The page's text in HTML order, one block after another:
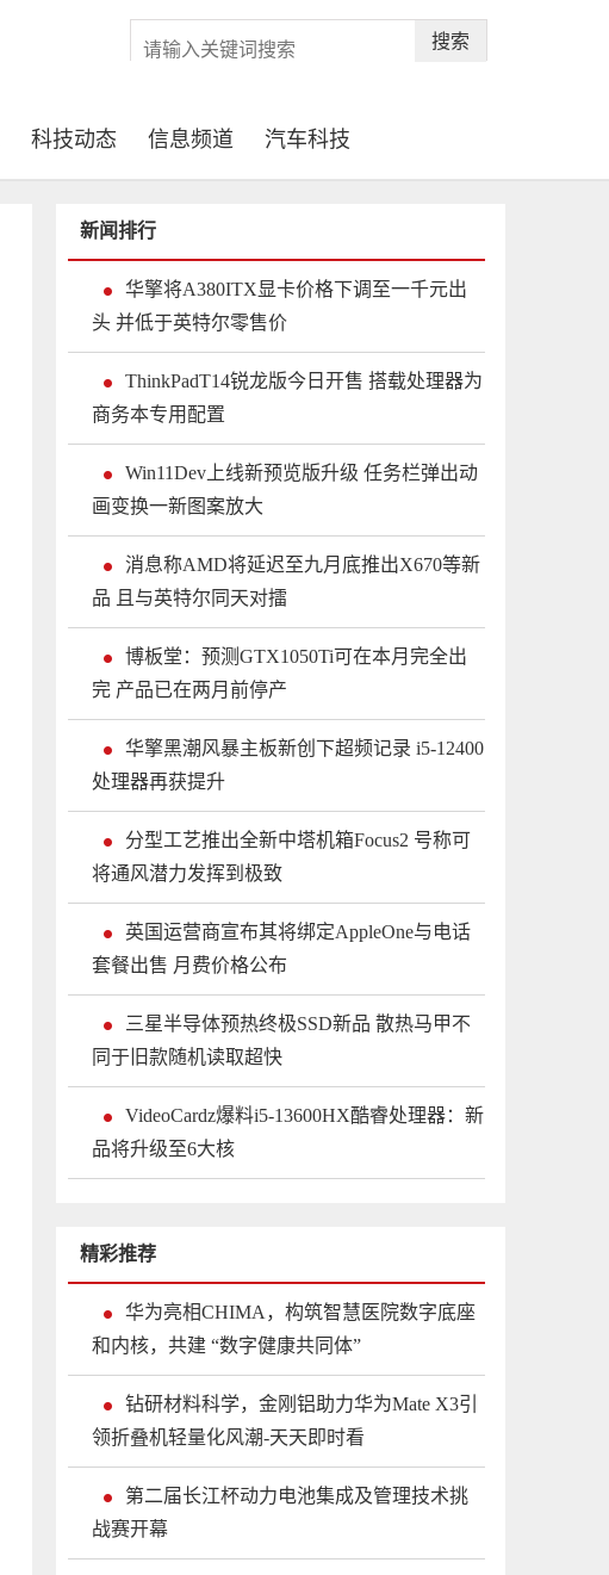
搜索
科技动态 信息频道 汽车科技
新闻排行
华擎将A380ITX显卡价格下调至一千元出
头 并低于英特尔零售价
ThinkPadT14锐龙版今日开售 搭载处理器为
商务本专用配置
Win11Dev上线新预览版升级 任务栏弹出动
画变换一新图案放大
消息称AMD将延迟至九月底推出X670等新
品 且与英特尔同天对擂
博板堂：预测GTX1050Ti可在本月完全出
完 产品已在两月前停产
华擎黑潮风暴主板新创下超频记录 i5-12400
处理器再获提升
分型工艺推出全新中塔机箱Focus2 号称可
将通风潜力发挥到极致
英国运营商宣布其将绑定AppleOne与电话
套餐出售 月费价格公布
三星半导体预热终极SSD新品 散热马甲不
同于旧款随机读取超快
VideoCardz爆料i5-13600HX酷睿处理器：新
品将升级至6大核
精彩推荐
华为亮相CHIMA，构筑智慧医院数字底座
和内核，共建 “数字健康共同体”
钻研材料科学，金刚铝助力华为Mate X3引
领折叠机轻量化风潮-天天即时看
第二届长江杯动力电池集成及管理技术挑
战赛开幕